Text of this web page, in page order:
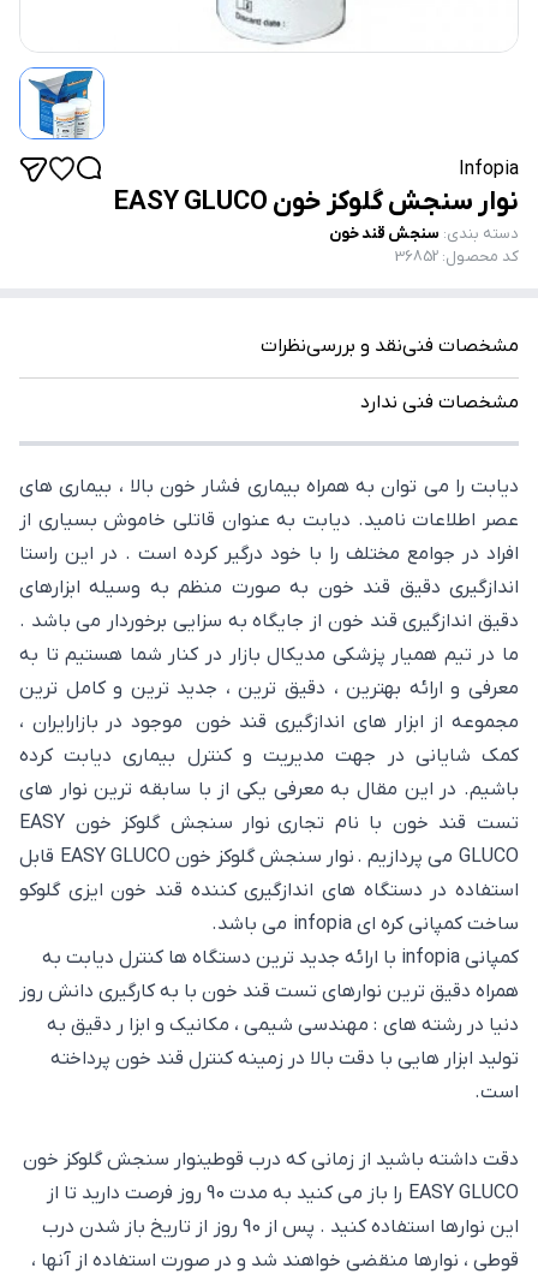
Infopia
نوار سنجش گلوکز خون EASY GLUCO
دسته بندی: سنجش قند خون
کد محصول:
36852
مشخصات فنینقد و بررسینظرات
مشخصات فنی ندارد
دیابت را می توان به همراه بیماری فشار خون بالا ، بیماری های
عصر اطلاعات نامید. دیابت به عنوان قاتلی خاموش بسیاری از
افراد در جوامع مختلف را با خود درگیر کرده است . در این راستا
اندازگیری دقیق قند خون به صورت منظم به وسیله ابزارهای
دقیق اندازگیری قند خون از جایگاه به سزایی برخوردار می باشد .
ما در تیم همیار پزشکی مدیکال بازار در کنار شما هستیم تا به
معرفی و ارائه بهترین ، دقیق ترین ، جدید ترین و کامل ترین
مجموعه از ابزار های اندازگیری قند خون موجود در بازارایران ،
کمک شایانی در جهت مدیریت و کنترل بیماری دیابت کرده
باشیم. در این مقال به معرفی یکی از با سابقه ترین نوار های
تست قند خون با نام تجاری نوار سنجش گلوکز خون EASY
GLUCO می پردازیم . نوار سنجش گلوکز خون EASY GLUCO قابل
استفاده در دستگاه های اندازگیری کننده قند خون ایزی گلوکو
ساخت کمپانی کره ای infopia می باشد.
کمپانی infopia با ارائه جدید ترین دستگاه ها کنترل دیابت به
همراه دقیق ترین نوارهای تست قند خون با به کارگیری دانش روز
دنیا در رشته های : مهندسی شیمی ، مکانیک و ابزا ر دقیق به
تولید ابزار هایی با دقت بالا در زمینه کنترل قند خون پرداخته
است.
دقت داشته باشید از زمانی که درب قوطینوار سنجش گلوکز خون
EASY GLUCO را باز می کنید به مدت 90 روز فرصت دارید تا از
این نوارها استفاده کنید . پس از 90 روز از تاریخ باز شدن درب
قوطی ، نوارها منقضی خواهند شد و در صورت استفاده از آنها ،